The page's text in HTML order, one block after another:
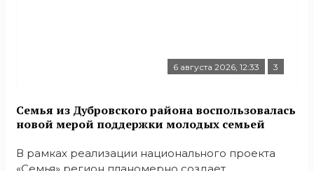
6 августа 2026, 12:33 3
Семья из Дубровского района воспользовалась
новой мерой поддержки молодых семьей
В рамках реализации национального проекта